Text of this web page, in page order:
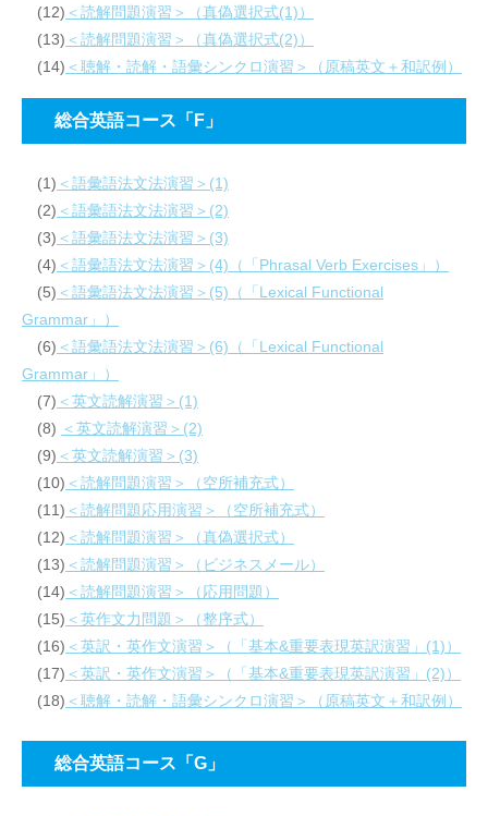
(12) ＜読解問題演習＞（真偽選択式(1)）
(13) ＜読解問題演習＞（真偽選択式(2)）
(14) ＜聴解・読解・語彙シンクロ演習＞（原稿英文＋和訳例）
総合英語コース「F」
(1) ＜語彙語法文法演習＞(1)
(2) ＜語彙語法文法演習＞(2)
(3) ＜語彙語法文法演習＞(3)
(4) ＜語彙語法文法演習＞(4)（「Phrasal Verb Exercises」）
(5) ＜語彙語法文法演習＞(5)（「Lexical Functional
Grammar」）
(6) ＜語彙語法文法演習＞(6)（「Lexical Functional
Grammar」）
(7) ＜英文読解演習＞(1)
(8) ＜英文読解演習＞(2)
(9) ＜英文読解演習＞(3)
(10) ＜読解問題演習＞（空所補充式）
(11) ＜読解問題応用演習＞（空所補充式）
(12) ＜読解問題演習＞（真偽選択式）
(13) ＜読解問題演習＞（ビジネスメール）
(14) ＜読解問題演習＞（応用問題）
(15) ＜英作文力問題＞（整序式）
(16) ＜英訳・英作文演習＞（「基本&重要表現英訳演習」(1)）
(17) ＜英訳・英作文演習＞（「基本&重要表現英訳演習」(2)）
(18) ＜聴解・読解・語彙シンクロ演習＞（原稿英文＋和訳例）
総合英語コース「G」